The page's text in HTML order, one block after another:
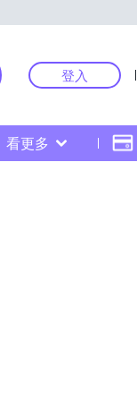
登入
看更多